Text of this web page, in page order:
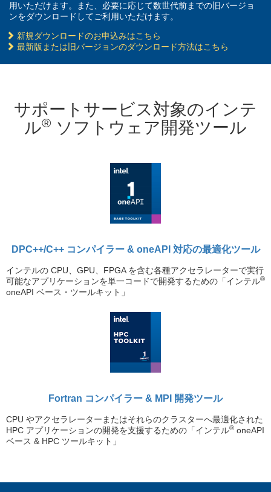
用いただけます。また、必要に応じて数世代前までの旧バージョ
ンをダウンロードしてご利用いただけます。
新規ダウンロードのお申込みはこちら
最新版または旧バージョンのダウンロード方法はこちら
サポートサービス対象のインテ
ル® ソフトウェア開発ツール
DPC++/C++ コンパイラー & oneAPI 対応の最適化ツール
インテルの CPU、GPU、FPGA を含む各種アクセラレーターで実行
可能なアプリケーションを単一コードで開発するための「インテル®
oneAPI ベース・ツールキット」
Fortran コンパイラー & MPI 開発ツール
CPU やアクセラレーターまたはそれらのクラスターへ最適化された
HPC アプリケーションの開発を支援するための「インテル® oneAPI
ベース & HPC ツールキット」